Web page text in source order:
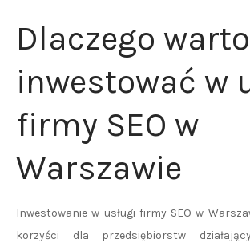
Dlaczego warto
inwestować w
firmy SEO w
Warszawie
Inwestowanie w usługi firmy SEO w
korzyści dla przedsiębiorstw